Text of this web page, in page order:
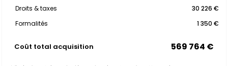
Droits & taxes
30 226 €
Formalités
1 350 €
Coût total acquisition 569 764 €